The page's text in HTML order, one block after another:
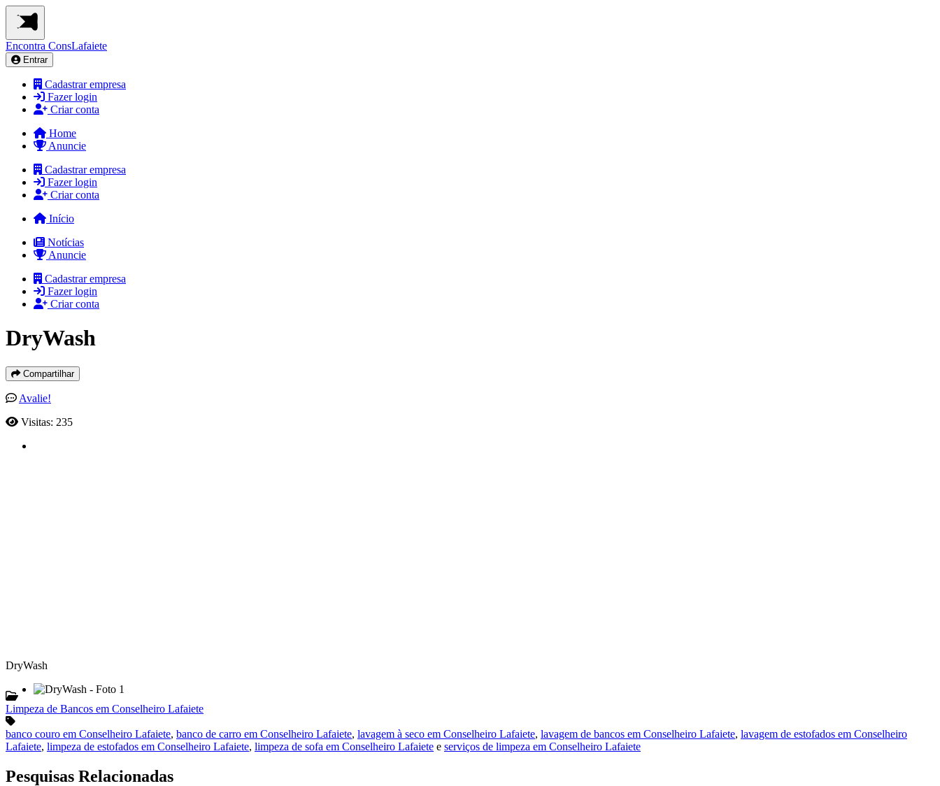
Encontra ConsLafaiete
Entrar
Cadastrar empresa
Fazer login
Criar conta
Home
Anuncie
Cadastrar empresa
Fazer login
Criar conta
Início
Notícias
Anuncie
Cadastrar empresa
Fazer login
Criar conta
DryWash
Compartilhar
Avalie!
Visitas: 235
DryWash
Limpeza de Bancos em Conselheiro Lafaiete
banco couro em Conselheiro Lafaiete, banco de carro em Conselheiro Lafaiete, lavagem à seco em Conselheiro Lafaiete, lavagem de bancos em Conselheiro Lafaiete, lavagem de estofados em Conselheiro
Lafaiete, limpeza de estofados em Conselheiro Lafaiete, limpeza de sofa em Conselheiro Lafaiete e serviços de limpeza em Conselheiro Lafaiete
Pesquisas Relacionadas